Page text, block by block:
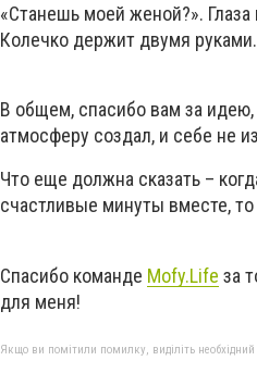
«Станешь моей женой?».
Колечко держит двумя
В общем, спасибо вам за
атмосферу создал, и себе не
Что еще должна сказать –
счастливые минуты вместе, то
Спасибо команде Mofy.Life за
для меня!
Якщо ви помітили помилку, виділіть